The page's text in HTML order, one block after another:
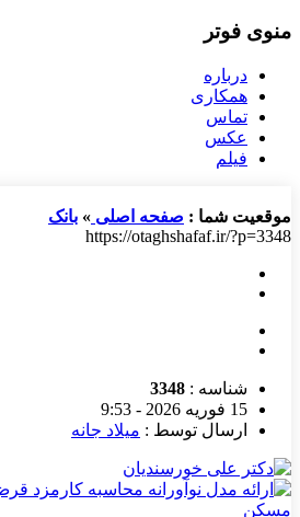
منوی فوتر
درباره
همکاری
تماس
عکس
فیلم
موقعیت شما : صفحه اصلی » بانک
https://otaghshafaf.ir/?p=3348
شناسه : 3348
15 فوریه 2026 - 9:53
ارسال توسط : میلاد جانه